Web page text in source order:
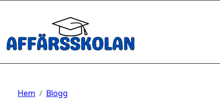
Hem
Blogg